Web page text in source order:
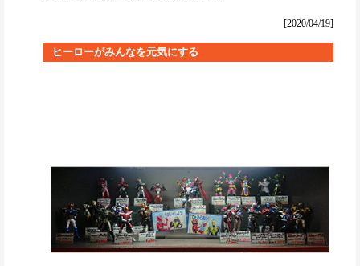
[2020/04/19]
ヒーローがみんなを元気にする